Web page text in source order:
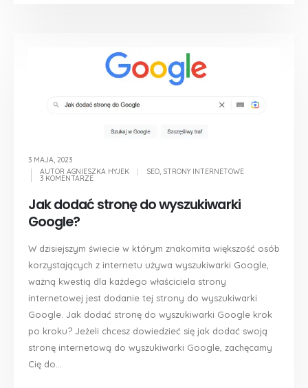
3 MAJA, 2023
AUTOR AGNIESZKA HYJEK SEO, STRONY INTERNETOWE
3 KOMENTARZE
Jak dodać stronę do wyszukiwarki
Google?
W dzisiejszym świecie w którym znakomita większość osób
korzystających z internetu używa wyszukiwarki Google,
ważną kwestią dla każdego właściciela strony
internetowej jest dodanie tej strony do wyszukiwarki
Google. Jak dodać stronę do wyszukiwarki Google krok
po kroku? Jeżeli chcesz dowiedzieć się jak dodać swoją
stronę internetową do wyszukiwarki Google, zachęcamy
Cię do...